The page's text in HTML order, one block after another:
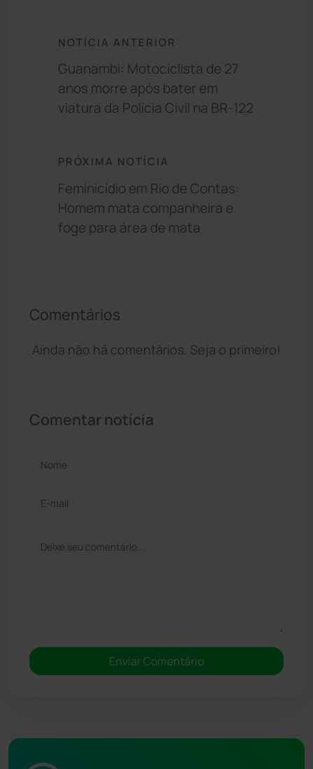
NOTÍCIA ANTERIOR
Guanambi: Motociclista de 27
anos morre após bater em
viatura da Polícia Civil na BR-122
PRÓXIMA NOTÍCIA
Feminicídio em Rio de Contas:
Homem mata companheira e
foge para área de mata
Comentários
Ainda não há comentários. Seja o primeiro!
Comentar notícia